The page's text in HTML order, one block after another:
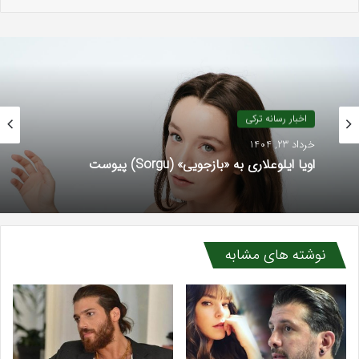
اخبار رسانه ترکی
خرداد 23, 1404
اویا ایلوعلاری به «بازجویی» (Sorgu) پیوست
نوشته های مشابه